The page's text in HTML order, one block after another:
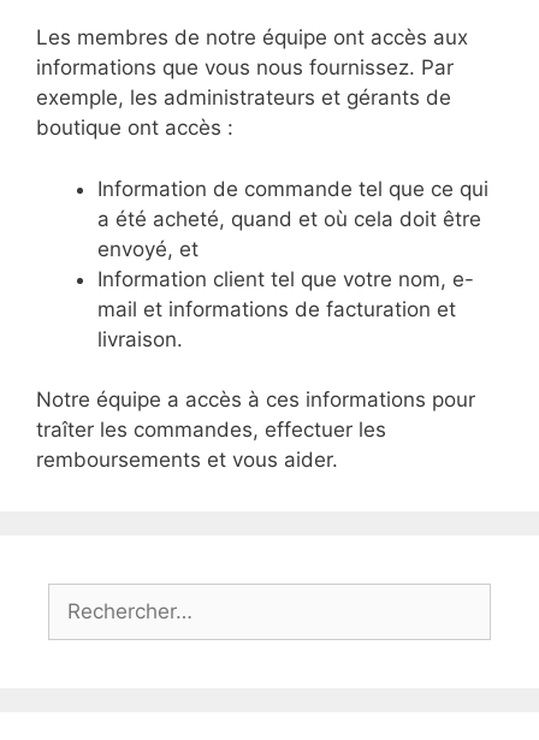
Les membres de notre équipe ont accès aux
informations que vous nous fournissez. Par
exemple, les administrateurs et gérants de
boutique ont accès :
Information de commande tel que ce qui
a été acheté, quand et où cela doit être
envoyé, et
Information client tel que votre nom, e-
mail et informations de facturation et
livraison.
Notre équipe a accès à ces informations pour
traîter les commandes, effectuer les
remboursements et vous aider.